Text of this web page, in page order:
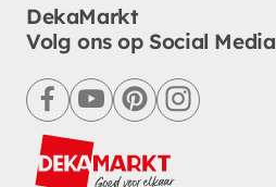
DekaMarkt
Volg ons op Social Media
facebookyoutubepinterestinstagram